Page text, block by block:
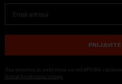
PRIJAVITE
Ova stranica je zaštićena sa reCAPTCHA i
Uslovi korišćenja usluge